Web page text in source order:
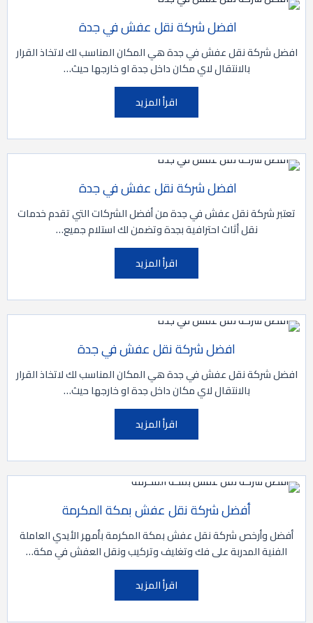
افضل شركة نقل عفش في جدة
افضل شركة نقل عفش في جدة هي المكان المناسب لك لاتخاذ القرار
بالانتقال لاي مكان داخل جدة او خارجها حيث…
اقرأ المزيد
افضل شركة نقل عفش في جدة
تعتبر شركة نقل عفش في جدة من أفضل الشركات التي تقدم خدمات
نقل أثاث احترافية بجدة وتضمن لك استلام جميع…
اقرأ المزيد
افضل شركة نقل عفش في جدة
افضل شركة نقل عفش في جدة هي المكان المناسب لك لاتخاذ القرار
بالانتقال لاي مكان داخل جدة او خارجها حيث…
اقرأ المزيد
أفضل شركة نقل عفش بمكة المكرمة
أفضل وأرخص شركة نقل عفش بمكة المكرمة بأمهر الأيدي العاملة
الفنية المدربة على فك وتغليف وتركيب ونقل العفش في مكة…
اقرأ المزيد